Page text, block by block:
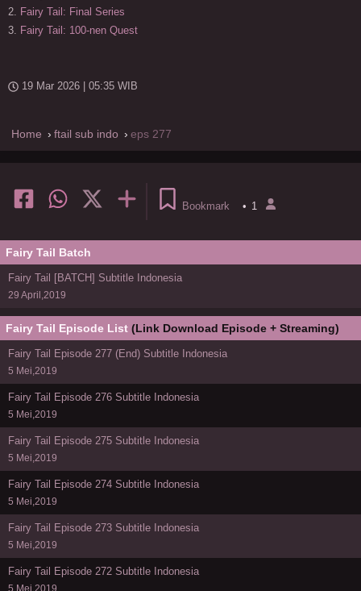
2.
Fairy Tail: Final Series
3.
Fairy Tail: 100-nen Quest
19 Mar 2026 | 05:35 WIB
Home ftail sub indo eps 277
Bookmark • 1
Fairy Tail Batch
Fairy Tail [BATCH] Subtitle Indonesia
29 April,2019
Fairy Tail Episode List (Link Download Episode + Streaming)
Fairy Tail Episode 277 (End) Subtitle Indonesia
5 Mei,2019
Fairy Tail Episode 276 Subtitle Indonesia
5 Mei,2019
Fairy Tail Episode 275 Subtitle Indonesia
5 Mei,2019
Fairy Tail Episode 274 Subtitle Indonesia
5 Mei,2019
Fairy Tail Episode 273 Subtitle Indonesia
5 Mei,2019
Fairy Tail Episode 272 Subtitle Indonesia
5 Mei,2019